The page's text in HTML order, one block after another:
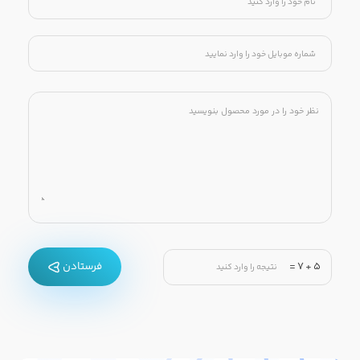
می‌بینند، جایی که می ‌توانند با تجهیزات و سلاح‌ های مدرن
بپرند، بالا بروند و از توانایی ‌های ویژه ‌ای استفاده کنند.
تنظیمات متمایز بازی، تجربه ای با طراوت را برای بازیکنانی که به
دهد.
مکانیک اصلی گیم پلی بازی سایبر هانتر حول محور اکتشاف، بقا
نقشه وسیع حرکت کنند و از مهارت های پارکور خود برای
رسیدن به نقاط برتر و کشف اسرار پنهان استفاده کنند. این
5
+
7
= فرستادن